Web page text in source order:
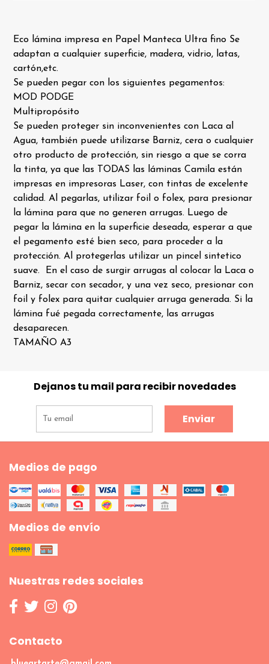
Eco lámina impresa en Papel Manteca Ultra fino Se
adaptan a cualquier superficie, madera, vidrio, latas,
cartón,etc.
Se pueden pegar con los siguientes pegamentos:
MOD PODGE
Multipropósito
Se pueden proteger sin inconvenientes con Laca al
Agua, también puede utilizarse Barniz, cera o cualquier
otro producto de protección, sin riesgo a que se corra
la tinta, ya que las TODAS las láminas Camila están
impresas en impresoras Laser, con tintas de excelente
calidad. Al pegarlas, utilizar foil o folex, para presionar
la lámina para que no generen arrugas. Luego de
pegar la lámina en la superficie deseada, esperar a que
el pegamento esté bien seco, para proceder a la
protección. Al protegerlas utilizar un pincel sintetico
suave. En el caso de surgir arrugas al colocar la Laca o
Barniz, secar con secador, y una vez seco, presionar con
foil y folex para quitar cualquier arruga generada. Si la
lámina fué pegada correctamente, las arrugas
desaparecen.
TAMAÑO A3
Dejanos tu mail para recibir novedades
Enviar
Medios de pago
Medios de envío
Nuestras redes sociales
Contacto